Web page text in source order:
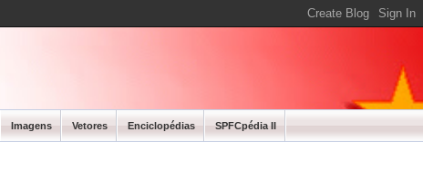
Imagens Vetores Enciclopédias SPFCpédia II